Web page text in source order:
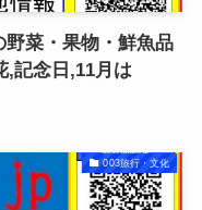
野菜・果物・鮮魚品
,記念日,11月は
003旅行・文化